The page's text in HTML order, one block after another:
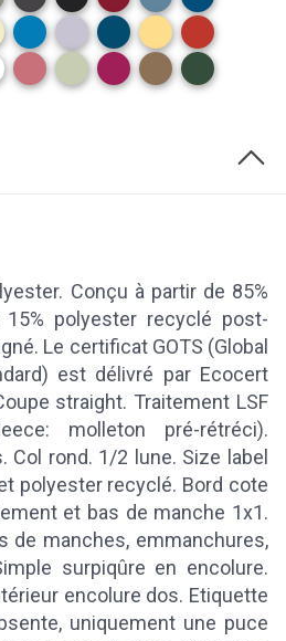
Conçu à partir de 85%
polyester recyclé post-
Le certificat GOTS (Global
est délivré par Ecocert
straight. Traitement LSF
molleton pré-rétréci).
Col rond. 1/2 lune. Size label
polyester recyclé. Bord cote
et bas de manche 1x1.
de manches, emmanchures,
surpiqûre en encolure.
encolure dos. Etiquette
uniquement une puce